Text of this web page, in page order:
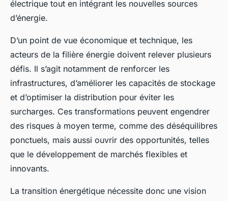
électrique tout en intégrant les nouvelles sources
d’énergie.
D’un point de vue économique et technique, les
acteurs de la filière énergie doivent relever plusieurs
défis. Il s’agit notamment de renforcer les
infrastructures, d’améliorer les capacités de stockage
et d’optimiser la distribution pour éviter les
surcharges. Ces transformations peuvent engendrer
des risques à moyen terme, comme des déséquilibres
ponctuels, mais aussi ouvrir des opportunités, telles
que le développement de marchés flexibles et
innovants.
La transition énergétique nécessite donc une vision